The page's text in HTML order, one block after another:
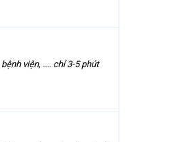
viện, .... chỉ 3-5 phút